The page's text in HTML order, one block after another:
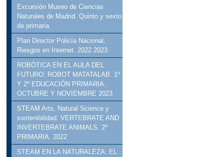
Excursión Museo de Ciencias
Naturales de Madrid. Quinto y sexto
de primaria.
Plan Director Policía Nacional.
Riesgos en Internet. 2022 2023
ROBÓTICA EN EL AULA DEL
FUTURO: ROBOT MATATALAB. 1º
Y 2º EDUCACIÓN PRIMARIA.
OCTUBRE Y NOVIEMBRE 2023
STEAM Arts, Natural Science y
sostenibilidad: VERTEBRATE AND
INVERTEBRATE ANIMALS. 2º
PRIMARIA. 2022
STEAM EN LA NATURALEZA: EL